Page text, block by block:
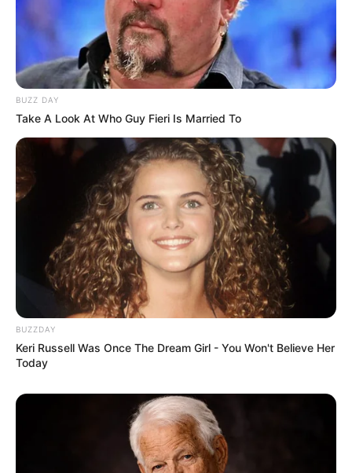
Ferien in Deutschland:
Die schönsten Urlaubsziele in Deutschland
Hitparade der deutschen Städte
Rundreise durch Deutschland
Urlaubs- und Reiseregionen in allen Bundesländern
Ferien in Deutschland
Feiertagsplaner
Weitere Anregungen für den Urlaub gibt es auch in der
Auflistung der
Deutschland.
* Es handelt sich bei den empfohlenen Urlaubsorten für
Übernachtungen um die selbst entdeckten Highlights bei
den Recherchen in der Region.
BUZZ DAY
Take A Look At Who Guy Fieri Is Married To
BUZZDAY
Keri Russell Was Once The Dream Girl - You Won't Believe Her
Today